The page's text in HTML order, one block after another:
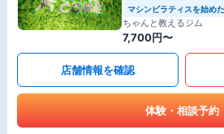
マシンピラティスを始め
ちゃんと教えるジム
7,700円〜
店舗情報を確認
体験・相談予約